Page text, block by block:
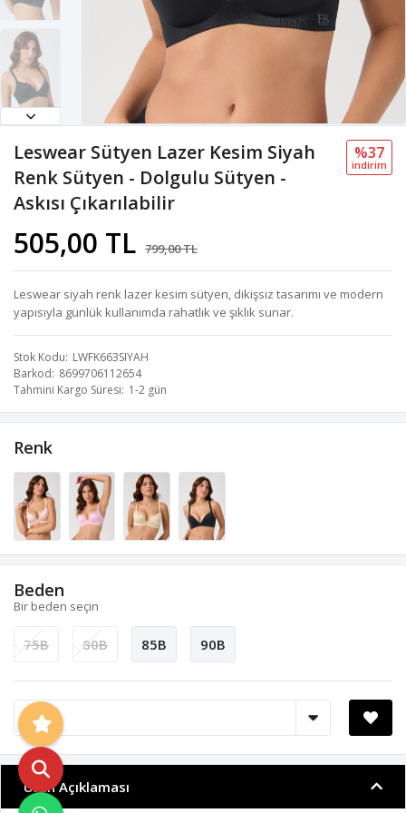
Leswear Sütyen Lazer Kesim Siyah
Renk Sütyen - Dolgulu Sütyen -
Askısı Çıkarılabilir
505,00 TL 799,00 TL
%37
i̇ndi̇ri̇m
Leswear siyah renk lazer kesim sütyen, dikişsiz tasarımı ve modern
yapısıyla günlük kullanımda rahatlık ve şıklık sunar.
Stok Kodu LWFK663SIYAH
Barkod 8699706112654
Tahmini Kargo Süresi 1-2 gün
Renk
Beden
Bir beden seçin
75B 80B 85B 90B
Ürün Açıklaması